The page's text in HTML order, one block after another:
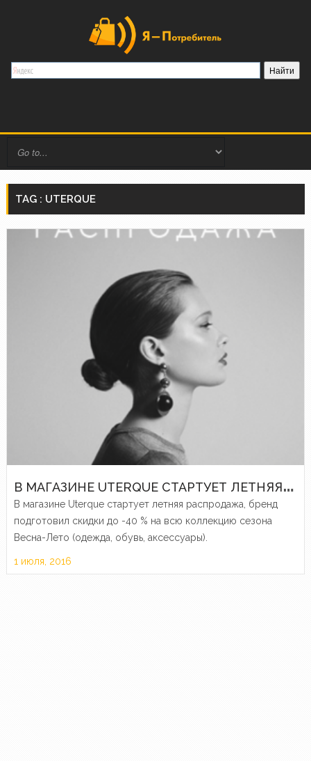
TAG : UTERQUE
В
МАГАЗИНЕ UTERQUE СТАРТУЕТ ЛЕТНЯЯ РАСПРОДАЖА
В магазине Uterque стартует летняя распродажа, бренд
подготовил скидки до -40 % на всю коллекцию сезона
Весна-Лето (одежда, обувь, аксессуары).
1 июля, 2016